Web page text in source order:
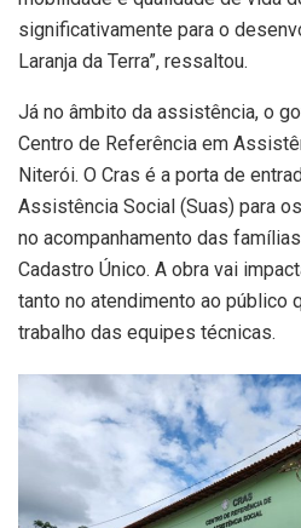
significativamente para o
Laranja da Terra”, ressaltou.
Já no âmbito da assistência, o
Centro de Referência em
Niterói. O Cras é a porta de
Assistência Social (Suas) para
no acompanhamento das
Cadastro Único. A obra vai
tanto no atendimento ao público
trabalho das equipes técnicas.